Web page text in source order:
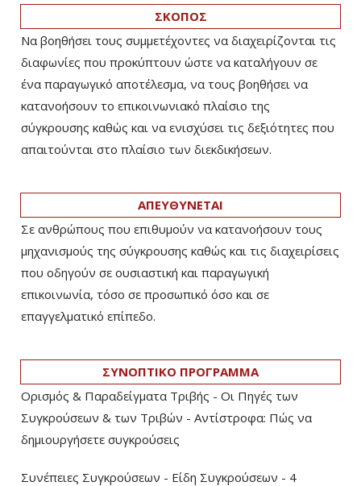
ΣΚΟΠΟΣ
Να βοηθήσει τους συμμετέχοντες να διαχειρίζονται τις
διαφωνίες που προκύπτουν ώστε να καταλήγουν σε
ένα παραγωγικό αποτέλεσμα, να τους βοηθήσει να
κατανοήσουν το επικοινωνιακό πλαίσιο της
σύγκρουσης καθώς και να ενισχύσει τις δεξιότητες που
απαιτούνται στο πλαίσιο των διεκδικήσεων.
ΑΠΕΥΘΥΝΕΤΑΙ
Σε ανθρώπους που επιθυμούν να κατανοήσουν τους
μηχανισμούς της σύγκρουσης καθώς και τις διαχειρίσεις
που οδηγούν σε ουσιαστική και παραγωγική
επικοινωνία, τόσο σε προσωπικό όσο και σε
επαγγελματικό επίπεδο.
ΣΥΝΟΠΤΙΚΟ ΠΡΟΓΡΑΜΜΑ
Ορισμός & Παραδείγματα Τριβής - Οι Πηγές των
Συγκρούσεων & των Τριβών - Αντίστροφα: Πώς να
δημιουργήσετε συγκρούσεις
Συνέπειες Συγκρούσεων - Είδη Συγκρούσεων - 4